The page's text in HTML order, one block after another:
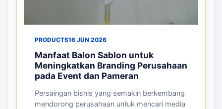
PRODUCTS16 JUN 2026
Manfaat Balon Sablon untuk
Meningkatkan Branding Perusahaan
pada Event dan Pameran
Persaingan bisnis yang semakin berkembang
mendorong perusahaan untuk mencari media